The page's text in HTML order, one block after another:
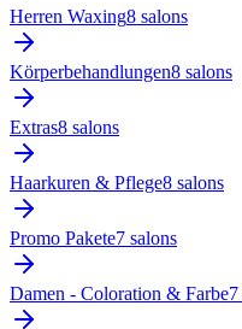
Herren Waxing8 salons
Körperbehandlungen8 salons
Extras8 salons
Haarkuren & Pflege8 salons
Promo Pakete7 salons
Damen - Coloration & Farbe7